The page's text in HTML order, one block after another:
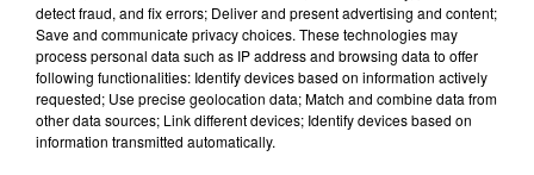
7 août 2026
Madonna sort enfin le remix de « Love
Sensation » avec Kylie Minogue
detect fraud, and fix errors; Deliver and present advertising and content;
Save and communicate privacy choices. These technologies may
process personal data such as IP address and browsing data to offer
following functionalities: Identify devices based on information actively
requested; Use precise geolocation data; Match and combine data from
other data sources; Link different devices; Identify devices based on
information transmitted automatically.